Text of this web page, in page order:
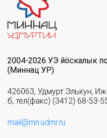
2004-2026 УЭ йöскалык
(Миннац УР)
426063, Удмурт Элькун,
б, тел(факс) (3412) 68-53-
mail@mn.udmr.ru